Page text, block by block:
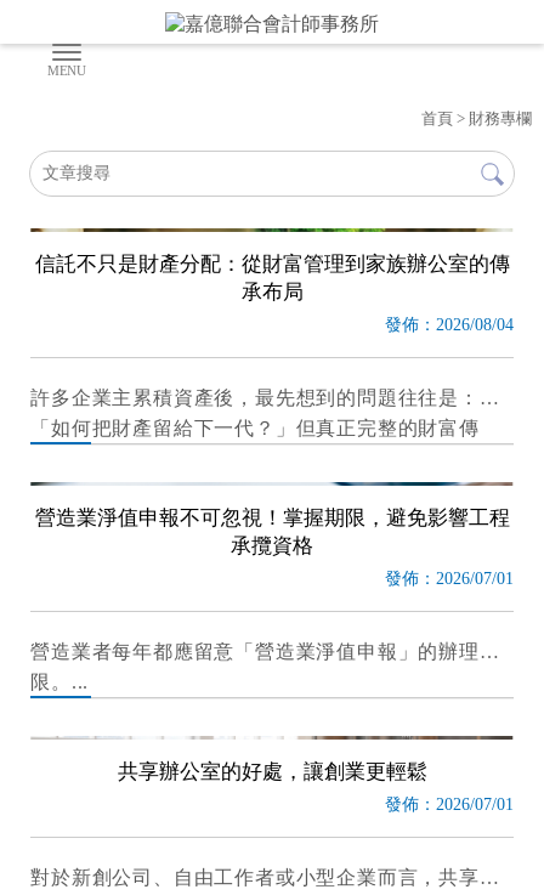
首頁 > 財務專欄
信託不只是財產分配：從財富管理到家族辦公室的傳
承布局
發佈：2026/08/04
許多企業主累積資產後，最先想到的問題往往是：
「如何把財產留給下一代？」但真正完整的財富傳
管理、家族成員如何受到照顧，以及企業與財富能否
長期穩定延續。
營造業淨值申報不可忽視！掌握期限，避免影響工程
承攬資格
發佈：2026/07/01
營造業者每年都應留意「營造業淨值申報」的辦理期
限。
共享辦公室的好處，讓創業更輕鬆
發佈：2026/07/01
對於新創公司、自由工作者或小型企業而言，共享辦